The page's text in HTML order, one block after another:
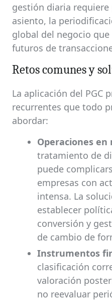
gestión diaria requiere
asiento, la
global del negocio
futuros de
Retos comunes y
La aplicación del PGC
recurrentes que todo
abordar:
Operaciones
tratamiento de
puede
empresas con
intensa. La
establecer
conversión y
de cambio de
Instrumentos
clasificación
valoración
no reevaluar